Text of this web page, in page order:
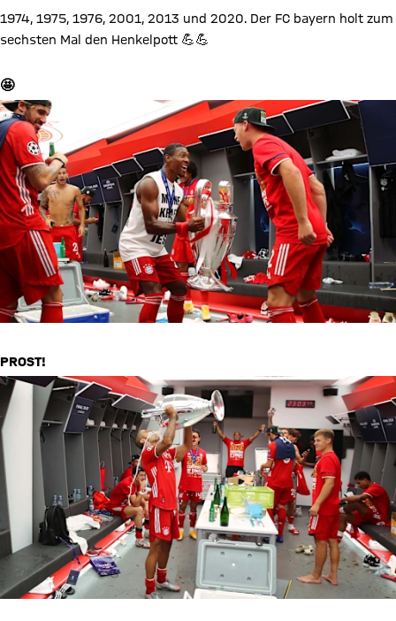
1974, 1975, 1976, 2001, 2013 und 2020. Der FC bayern holt zum
sechsten Mal den Henkelpott 💪💪
🤩
PROST!